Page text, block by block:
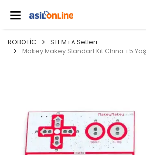
ROBOTİC
STEM+A Setleri
Makey Makey Standart Kit China +5 Yaş